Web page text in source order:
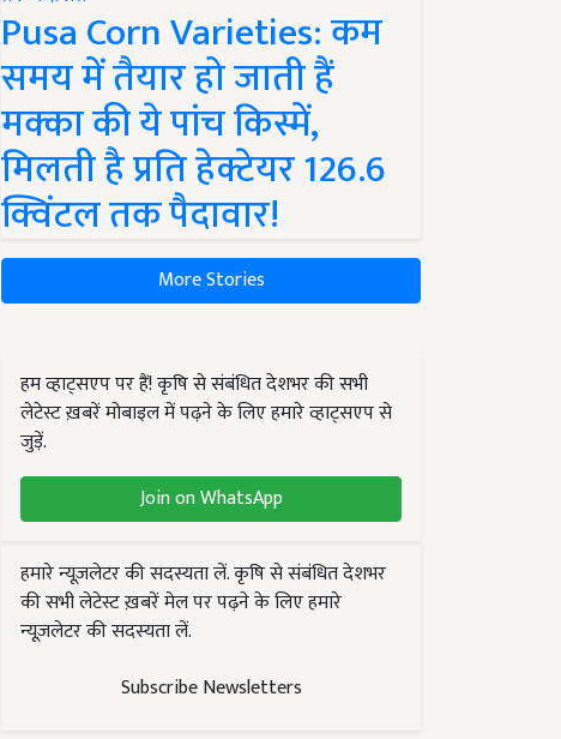
Pusa Corn Varieties: कम
समय में तैयार हो जाती हैं
मक्का की ये पांच किस्में,
मिलती है प्रति हेक्टेयर 126.6
क्विंटल तक पैदावार!
More Stories
हम व्हाट्सएप पर हैं! कृषि से संबंधित देशभर की सभी
लेटेस्ट ख़बरें मोबाइल में पढ़ने के लिए हमारे व्हाट्सएप से
जुड़ें.
Join on WhatsApp
हमारे न्यूज़लेटर की सदस्यता लें. कृषि से संबंधित देशभर
की सभी लेटेस्ट ख़बरें मेल पर पढ़ने के लिए हमारे
न्यूज़लेटर की सदस्यता लें.
Subscribe Newsletters